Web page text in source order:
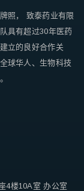
照， 致泰药业有限
具有超过30年医药
立的良好合作关
球华人、生物科技
4楼10A室 办公室